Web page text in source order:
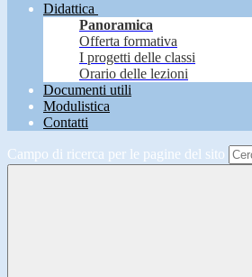
Didattica
Panoramica
Offerta formativa
I progetti delle classi
Orario delle lezioni
Documenti utili
Modulistica
Contatti
Campo di ricerca per le pagine del sito